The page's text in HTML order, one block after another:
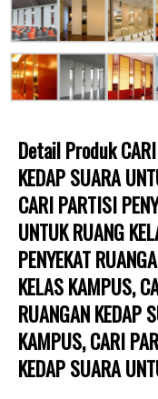
Detail Produk CARI
KEDAP SUARA
CARI PARTISI
UNTUK RUANG
PENYEKAT
KELAS KAMPUS,
RUANGAN KEDAP
KAMPUS, CARI
KEDAP SUARA